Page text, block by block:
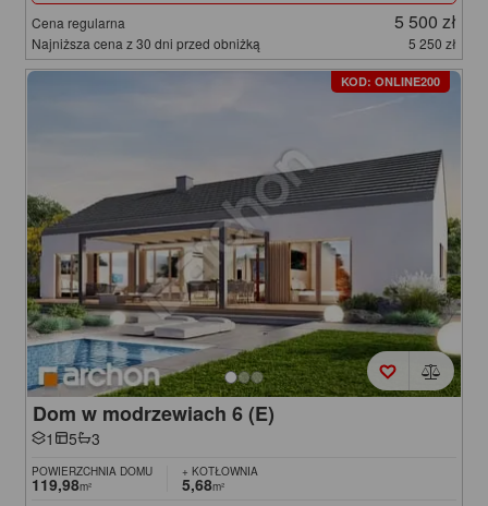
Cena regularna 5 500 zł
Najniższa cena z 30 dni przed obniżką 5 250 zł
KOD: ONLINE200
Dom w modrzewiach 6 (E)
1 5 3
POWIERZCHNIA DOMU
119,98m²
+ KOTŁOWNIA
5,68m²